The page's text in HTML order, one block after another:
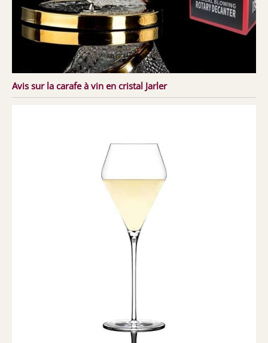
Avis sur la carafe à vin en cristal Jarler